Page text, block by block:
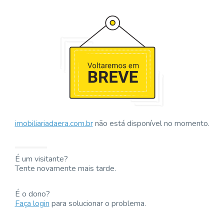
imobiliariadaera.com.brnão está disponível no momento.
É um visitante?
Tente novamente mais tarde.
É o dono?
Faça loginpara solucionar o problema.